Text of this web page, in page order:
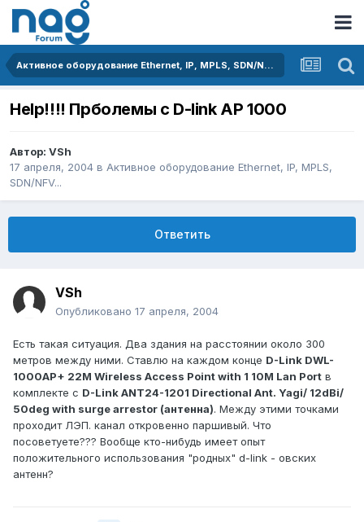
Активное оборудование Ethernet, IP, MPLS, SDN/NFV...
Help!!!! Прболемы с D-link AP 1000
Автор: VSh
17 апреля, 2004 в Активное оборудование Ethernet, IP, MPLS,
SDN/NFV...
Ответить
VSh
Опубликовано 17 апреля, 2004
Есть такая ситуация. Два здания на расстоянии около 300
метров между ними. Ставлю на каждом конце D-Link DWL-
1000AP+ 22M Wireless Access Point with 1 10M Lan Port в
комплекте с D-Link ANT24-1201 Directional Ant. Yagi/ 12dBi/
50deg with surge arrestor (антенна). Между этими точками
проходит ЛЭП. канал откровенно паршивый. Что
посоветуете??? Вообще кто-нибудь имеет опыт
положительного использования "родных" d-link - овских
антенн?